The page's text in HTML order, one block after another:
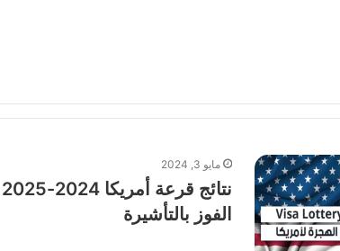
مايو 3, 2024
الفوز بالتأشيرة